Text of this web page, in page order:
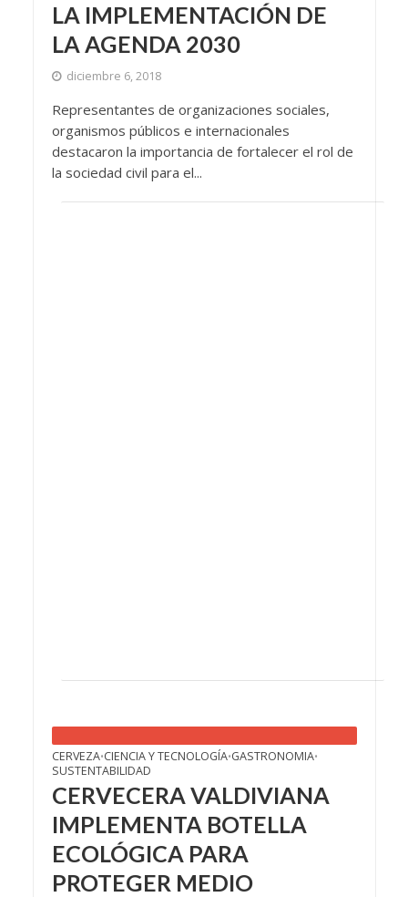
LA IMPLEMENTACIÓN DE
LA AGENDA 2030
diciembre 6, 2018
Representantes de organizaciones sociales,
organismos públicos e internacionales
destacaron la importancia de fortalecer el rol de
la sociedad civil para el...
CERVEZA•CIENCIA Y TECNOLOGÍA•GASTRONOMIA•
SUSTENTABILIDAD
CERVECERA VALDIVIANA
IMPLEMENTA BOTELLA
ECOLÓGICA PARA
PROTEGER MEDIO